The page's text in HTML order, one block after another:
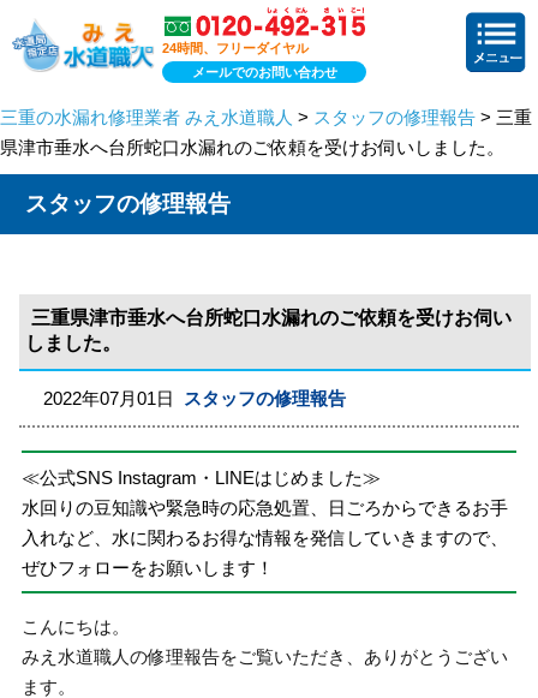
24時間、フリーダイヤル
メールでのお問い合わせ
三重の水漏れ修理業者 みえ水道職人 > スタッフの修理報告 > 三重
県津市垂水へ台所蛇口水漏れのご依頼を受けお伺いしました。
スタッフの修理報告
三重県津市垂水へ台所蛇口水漏れのご依頼を受けお伺い
しました。
2022年07月01日 スタッフの修理報告
≪公式SNS Instagram・LINEはじめました≫
水回りの豆知識や緊急時の応急処置、日ごろからできるお手
入れなど、水に関わるお得な情報を発信していきますので、
ぜひフォローをお願いします！
こんにちは。
みえ水道職人の修理報告をご覧いただき、ありがとうござい
ます。